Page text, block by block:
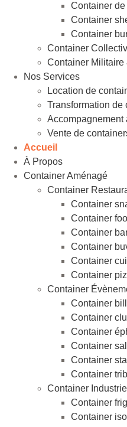
Container
Container
Container
Container
Container Militaire
Nos Services
Location de
Transformation de
Accompagnement
Vente de
Accueil
À Propos
Container Aménagé
Container
Container
Container
Container
Container
Container
Container
Container
Container
Container
Container
Container
Container
Container
Container
Container
Container